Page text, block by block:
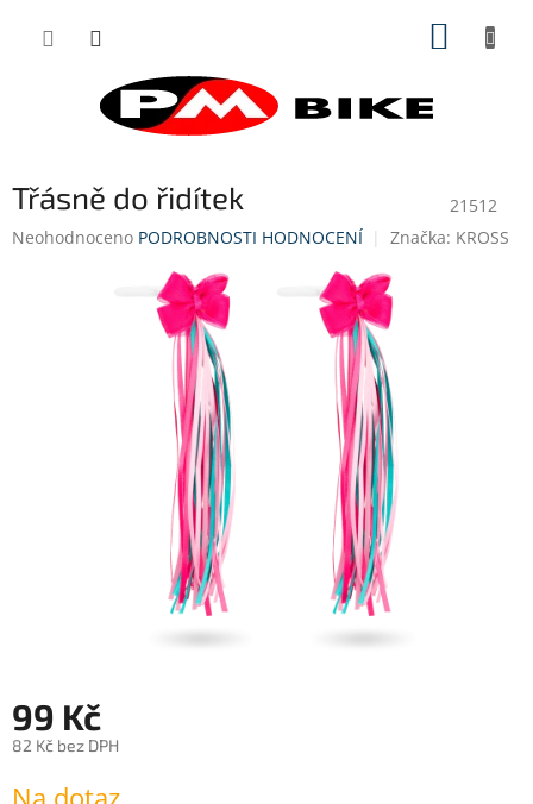
Třásně do řidítek
21512
Průměrné
Neohodnoceno PODROBNOSTI HODNOCENÍ Značka: KROSS
99 Kč
82 Kč bez DPH